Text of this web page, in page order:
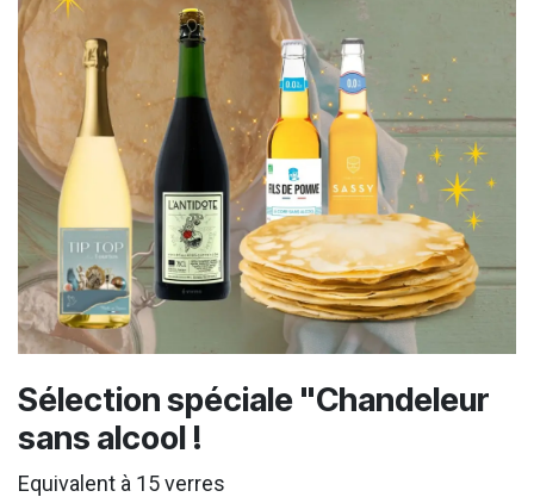
Sélection spéciale "Chandeleur
sans alcool !
Equivalent à 15 verres